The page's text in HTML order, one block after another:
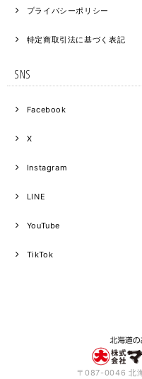
プライバシーポリシー
特定商取引法に基づく表記
SNS
Facebook
X
Instagram
LINE
YouTube
TikTok
〒087-0046 北